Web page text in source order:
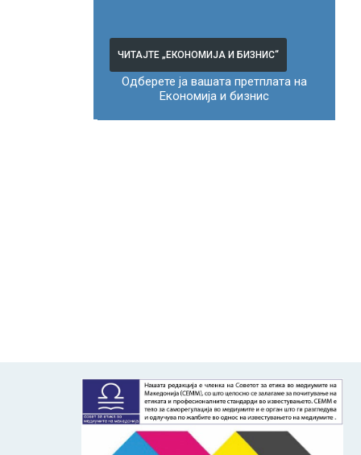
ЧИТАЈТЕ „ЕКОНОМИЈА И БИЗНИС“
Одберете ја вашата претплата на
Економија и бизнис